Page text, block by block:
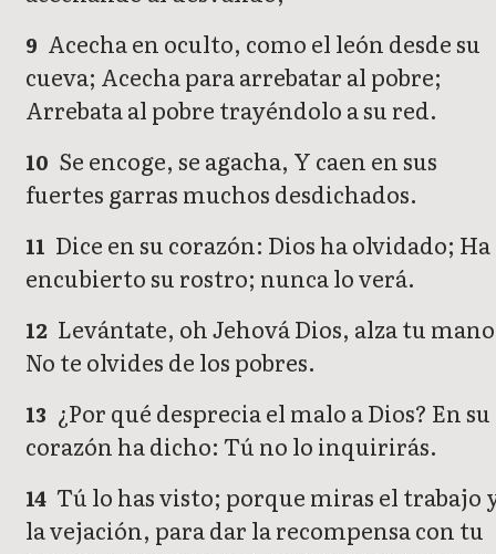
9 Acecha en oculto, como el león desde su
cueva; Acecha para arrebatar al pobre;
Arrebata al pobre trayéndolo a su red.
10 Se encoge, se agacha, Y caen en sus
fuertes garras muchos desdichados.
11 Dice en su corazón: Dios ha olvidado; Ha
encubierto su rostro; nunca lo verá.
12 Levántate, oh Jehová Dios, alza tu
No te olvides de los pobres.
13 ¿Por qué desprecia el malo a Dios? En su
corazón ha dicho: Tú no lo inquirirás.
14 Tú lo has visto; porque miras el trabajo
la vejación, para dar la recompensa con tu